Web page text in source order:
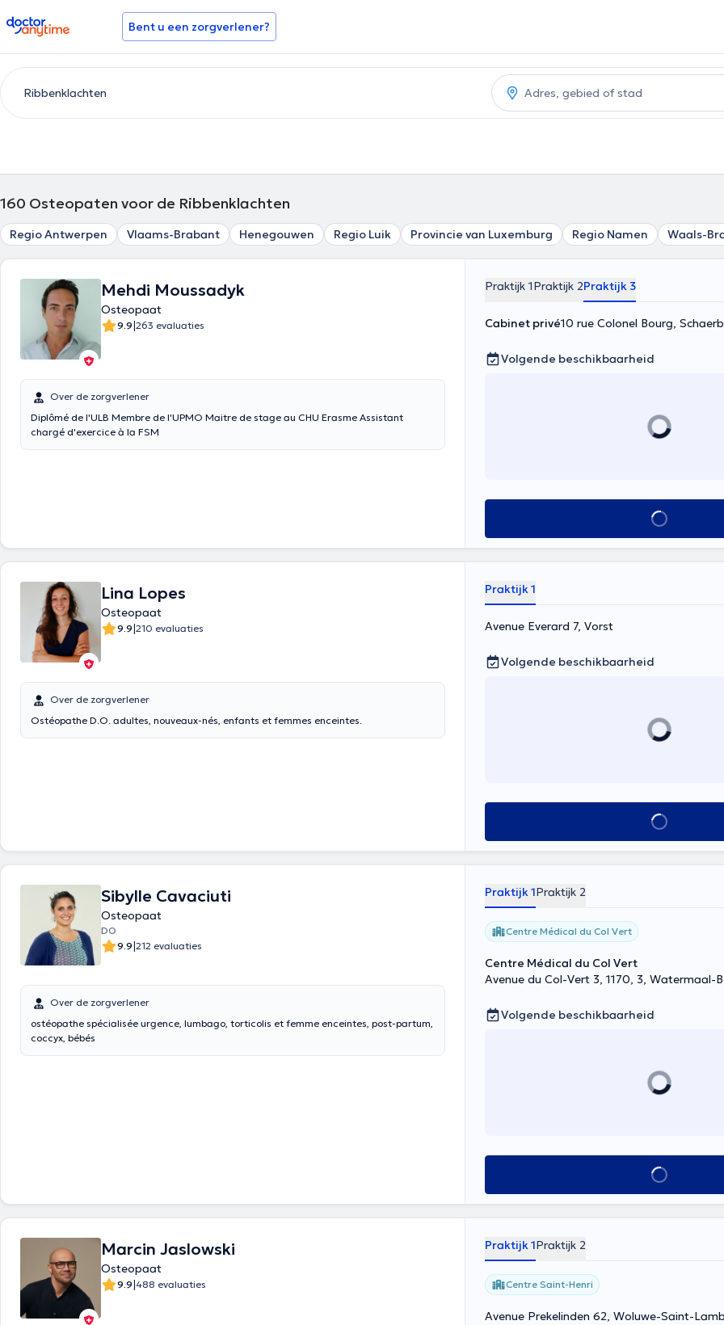
doctoranytime Bent u een zorgverlener?
160 Osteopaten voor de Ribbenklachten
Regio Antwerpen Vlaams-Brabant Henegouwen Regio Luik Provincie van Luxemburg Regio Namen Waals-
Mehdi Moussadyk
Osteopaat
9.9|263 evaluaties
Over de zorgverlener
Diplômé de l'ULB Membre de l'UPMO Maitre de stage au CHU Erasme Assistant
chargé d'exercice à la FSM
Praktijk 1Praktijk 2Praktijk 3
Cabinet privé10 rue Colonel Bourg,
Volgende beschikbaarheid
Alles zien
Lina Lopes
Osteopaat
9.9|210 evaluaties
Over de zorgverlener
Ostéopathe D.O. adultes, nouveaux-nés, enfants et femmes enceintes.
Praktijk 1
Avenue Everard 7, Vorst
Volgende beschikbaarheid
Alles zien
Sibylle Cavaciuti
Osteopaat
DO
9.9|212 evaluaties
Over de zorgverlener
ostéopathe spécialisée urgence, lumbago, torticolis et femme enceintes, post-partum,
coccyx, bébés
Praktijk 1Praktijk 2
Centre Médical du Col Vert
Centre Médical du Col Vert
Avenue du Col-Vert 3, 1170, 3, Watermaal-
Volgende beschikbaarheid
Alles zien
Marcin Jaslowski
Osteopaat
9.9|488 evaluaties
Praktijk 1Praktijk 2
Centre Saint-Henri
Avenue Prekelinden 62, Woluwe-Saint-